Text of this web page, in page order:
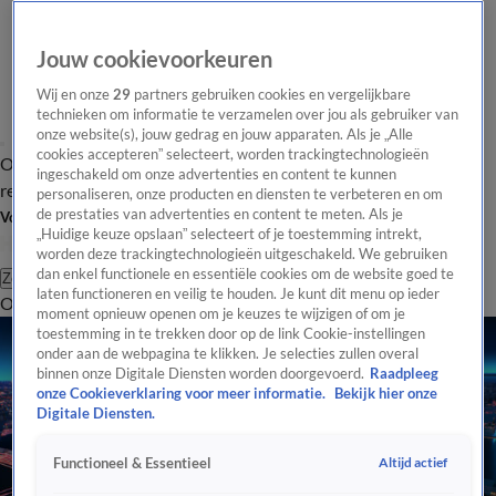
Overzicht Laatste nieuws Regionieuws Het beste van Hart
Tip de
redactie
Volg Hart van Nederland
Zoeken
OverzichtRegioUitzendingenWeerTip de redactiePanelVideo's
Jouw cookievoorkeuren
Wij en onze29 partners gebruiken cookies en vergelijkbare
technieken om informatie te verzamelen over jou als gebruiker van
onze website(s), jouw gedrag en jouw apparaten. Als je „Alle
cookies accepteren” selecteert, worden trackingtechnologieën
ingeschakeld om onze advertenties en content te kunnen
personaliseren, onze producten en diensten te verbeteren en om
de prestaties van advertenties en content te meten. Als je
„Huidige keuze opslaan” selecteert of je toestemming intrekt,
worden deze trackingtechnologieën uitgeschakeld. We gebruiken
dan enkel functionele en essentiële cookies om de website goed te
laten functioneren en veilig te houden. Je kunt dit menu op ieder
moment opnieuw openen om je keuzes te wijzigen of om je
toestemming in te trekken door op de link Cookie-instellingen
onder aan de webpagina te klikken. Je selecties zullen overal
binnen onze Digitale Diensten worden doorgevoerd. Raadpleeg
onze Cookieverklaring voor meer informatie.
Bekijk hier onze
Digitale Diensten.
Functioneel & Essentieel Altijd actief